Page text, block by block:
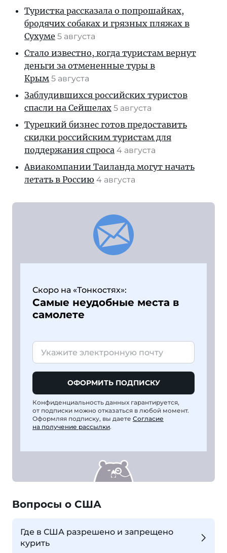
Туристка рассказала о попрошайках,
бродячих собаках и грязных пляжах в
Сухуме 5 августа
Стало известно, когда туристам вернут
деньги за отмененные туры в
Крым 5 августа
Заблудившихся российских туристов
спасли на Сейшелах 5 августа
Турецкий бизнес готов предоставить
скидки российским туристам для
поддержания спроса 4 августа
Авиакомпании Таиланда могут начать
летать в Россию 4 августа
Скоро на «Тонкостях»:
Самые неудобные места в
самолете
ОФОРМИТЬ ПОДПИСКУ
Конфиденциальность данных гарантируется,
от подписки можно отказаться в любой момент.
Оформляя подписку, вы даете Согласие
на получение рассылки.
Вопросы о США
Где в США разрешено и запрещено
курить